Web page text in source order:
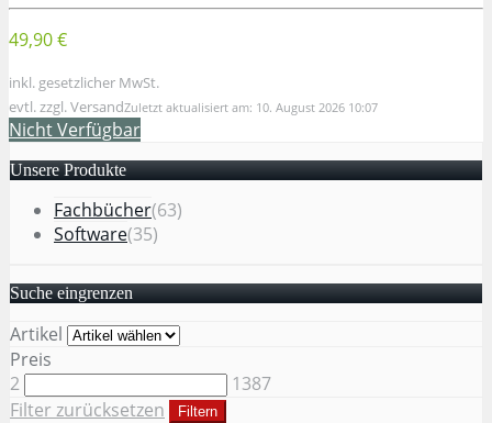
49,90 €
inkl. gesetzlicher MwSt.
evtl. zzgl. VersandZuletzt aktualisiert am: 10. August 2026 10:07
Nicht Verfügbar
Unsere Produkte
Fachbücher(63)
Software(35)
Suche eingrenzen
Artikel
Preis
2
1387
Filter zurücksetzen
Filtern